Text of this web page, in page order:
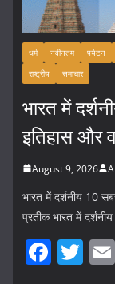
धर्म नवीनतम पर्यटन
राष्ट्रीय
समाचार
भारत में
इतिहास और
August 9, 2026
भारत में दर्शनीय 10
प्रतीक भारत में
F T